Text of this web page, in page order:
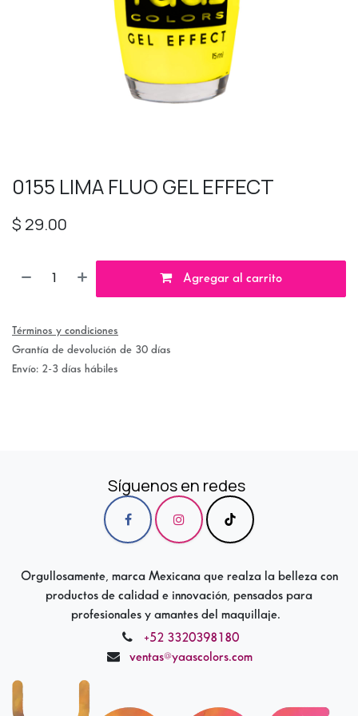
0155 LIMA FLUO GEL EFFECT
$ 29.00
Agregar al carrito
Términos y condiciones
Grantía de devolución de 30 días
Envío: 2-3 días hábiles
Síguenos en redes
Orgullosamente, marca Mexicana que realza la belleza con
productos de calidad e innovación, pensados para
profesionales y amantes del maquillaje.
+52 3320398180
ventas@yaascolors.com